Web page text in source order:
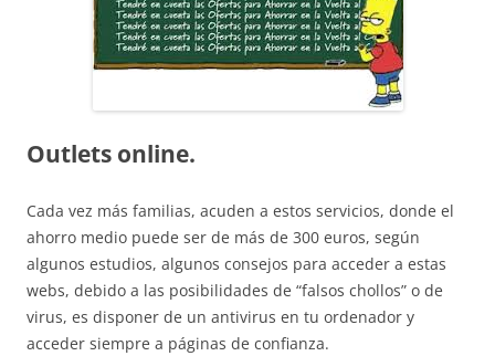
Outlets online.
Cada vez más familias, acuden a estos servicios, donde el
ahorro medio puede ser de más de 300 euros, según
algunos estudios, algunos consejos para acceder a estas
webs, debido a las posibilidades de “falsos chollos” o de
virus, es disponer de un antivirus en tu ordenador y
acceder siempre a páginas de confianza.